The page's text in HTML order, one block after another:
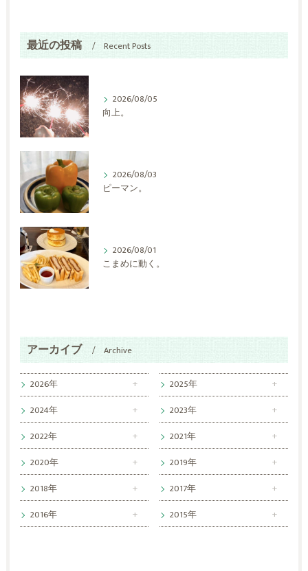
最近の投稿 Recent Posts
2026/08/05
向上。
2026/08/03
ピーマン。
2026/08/01
こまめに動く。
アーカイブ Archive
2026年
2025年
2024年
2023年
2022年
2021年
2020年
2019年
2018年
2017年
2016年
2015年